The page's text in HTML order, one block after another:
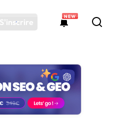
S'inscrire
NEW